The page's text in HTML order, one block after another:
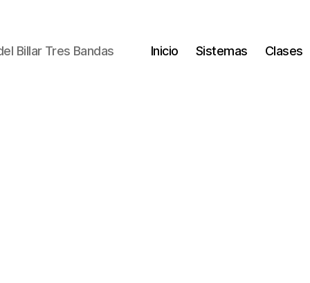
Billar Tres Bandas Inicio Sistemas Clases